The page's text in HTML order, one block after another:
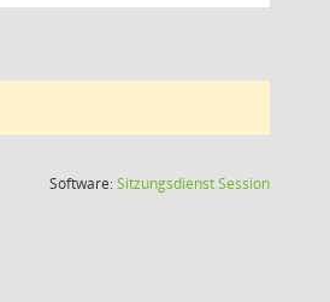
Software:SitzungsdienstSession(Wird in